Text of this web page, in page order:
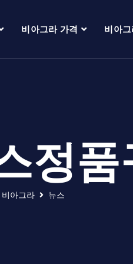
비아그라 가격 비아
정품
비아그라 뉴스